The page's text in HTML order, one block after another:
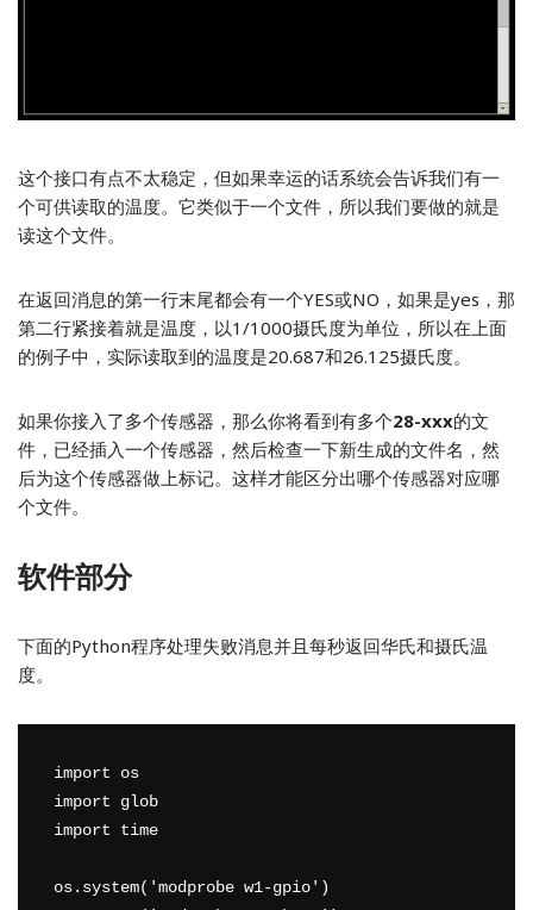
这个接口有点不太稳定，但如果幸运的话系统会告诉我们有一
个可供读取的温度。它类似于一个文件，所以我们要做的就是
读这个文件。
在返回消息的第一行末尾都会有一个YES或NO，如果是yes，那
第二行紧接着就是温度，以1/1000摄氏度为单位，所以在上面
的例子中，实际读取到的温度是20.687和26.125摄氏度。
如果你接入了多个传感器，那么你将看到有多个28-xxx的文
件，已经插入一个传感器，然后检查一下新生成的文件名，然
后为这个传感器做上标记。这样才能区分出哪个传感器对应哪
个文件。
软件部分
下面的Python程序处理失败消息并且每秒返回华氏和摄氏温
度。
import os
import glob
import time
os.system('modprobe w1-gpio')